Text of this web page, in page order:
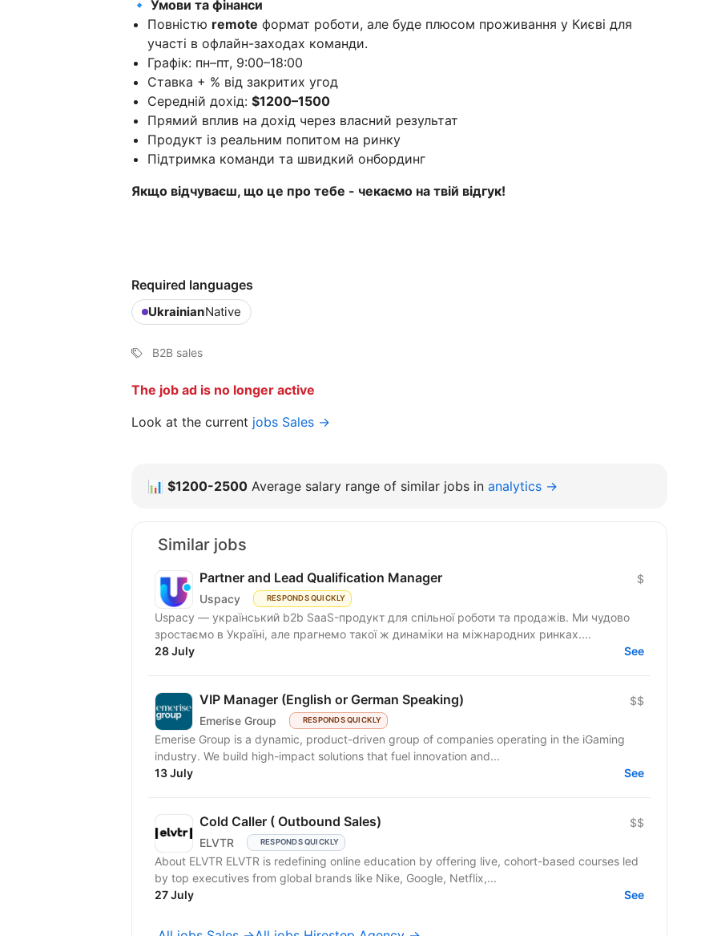
🔹 Умови та фінанси
Повністю remote формат роботи, але буде плюсом проживання у Києві для
участі в офлайн-заходах команди.
Графік: пн–пт, 9:00–18:00
Ставка + % від закритих угод
Середній дохід: $1200–1500
Прямий вплив на дохід через власний результат
Продукт із реальним попитом на ринку
Підтримка команди та швидкий онбординг
Якщо відчуваєш, що це про тебе - чекаємо на твій відгук!
Required languages
UkrainianNative
B2B sales
The job ad is no longer active
Look at the current jobs Sales →
📊 $1200-2500 Average salary range of similar jobs in analytics →
Similar jobs
Partner and Lead Qualification Manager
Uspacy RESPONDS QUICKLY
$
Uspacy — український b2b SaaS-продукт для спільної роботи та продажів. Ми чудово
зростаємо в Україні, але прагнемо такої ж динаміки на міжнародних ринках....
28 July
See
VIP Manager (English or German Speaking)
Emerise Group RESPONDS QUICKLY
$$
Emerise Group is a dynamic, product-driven group of companies operating in the iGaming
industry. We build high-impact solutions that fuel innovation and...
13 July
See
Cold Caller ( Outbound Sales)
ELVTR RESPONDS QUICKLY
$$
About ELVTR ELVTR is redefining online education by offering live, cohort-based courses led
by top executives from global brands like Nike, Google, Netflix,...
27 July
See